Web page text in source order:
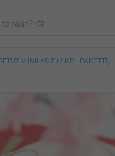
VIINILASIT (2 KPL PAKETTI)